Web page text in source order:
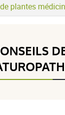
5 / 5
(1Avis)
plantes